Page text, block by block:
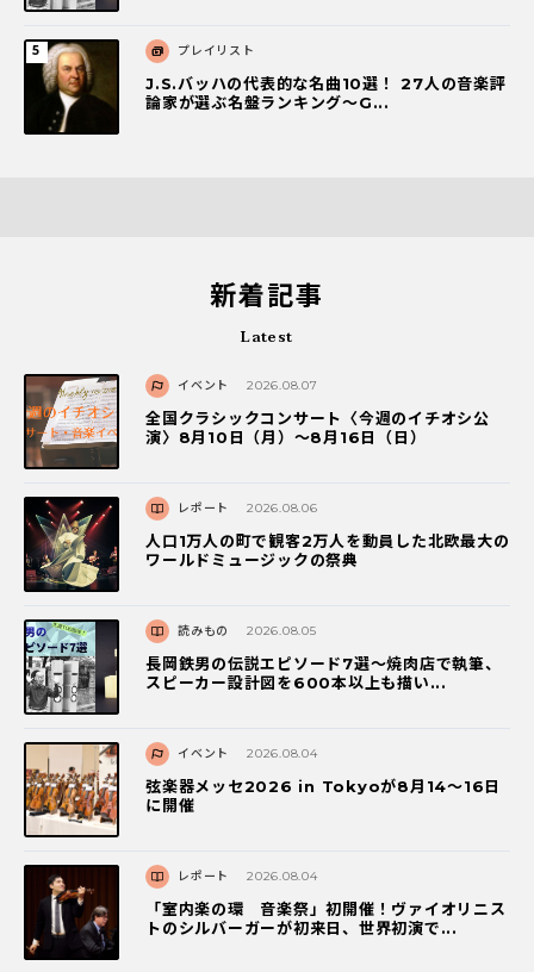
プレイリスト
J.S.バッハの代表的な名曲10選！ 27人の音楽評
論家が選ぶ名盤ランキング〜G...
新着記事
Latest
イベント 2026.08.07
全国クラシックコンサート〈今週のイチオシ公
演〉8月10日（月）～8月16日（日）
レポート 2026.08.06
人口1万人の町で観客2万人を動員した北欧最大の
ワールドミュージックの祭典
読みもの 2026.08.05
長岡鉄男の伝説エピソード7選〜焼肉店で執筆、
スピーカー設計図を600本以上も描い...
イベント 2026.08.04
弦楽器メッセ2026 in Tokyoが8月14～16日
に開催
レポート 2026.08.04
「室内楽の環 音楽祭」初開催！ヴァイオリニス
トのシルバーガーが初来日、世界初演で...